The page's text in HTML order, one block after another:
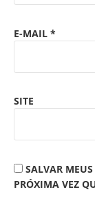
E-MAIL *
SITE
SALVAR
PRÓXIMA VEZ